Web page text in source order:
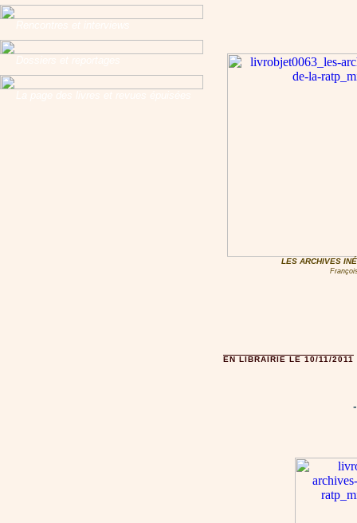
LES ARCHIVES
EN LIBRAIRIE LE 10/11/2011